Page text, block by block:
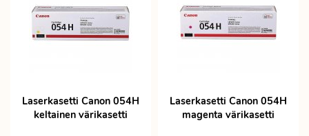
Laserkasetti Canon 054H
keltainen värikasetti
Laserkasetti Canon 054H
magenta värikasetti